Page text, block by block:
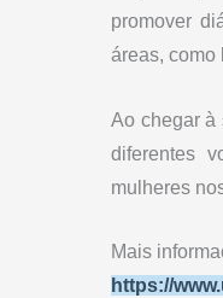
promover
áreas, como
Ao chegar à
diferentes
mulheres
Mais
https://